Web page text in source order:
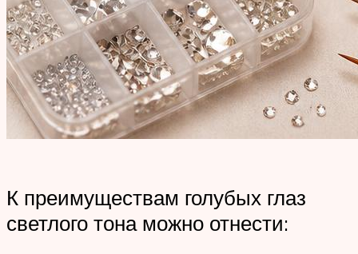
К преимуществам голубых глаз
светлого тона можно отнести: